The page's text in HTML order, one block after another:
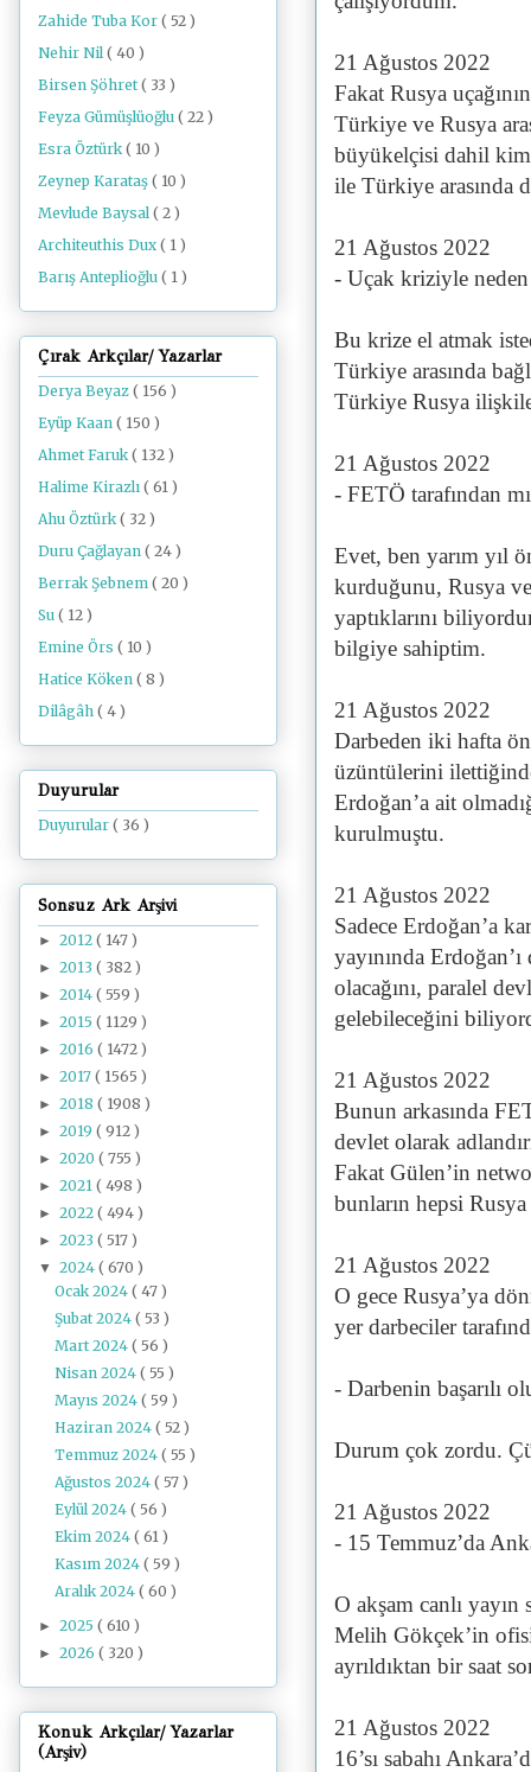
21 Ağustos 2022
Fakat Rusya
Türkiye ve Rusya
büyükelçisi dahil
ile Türkiye arasında
21 Ağustos 2022
- Uçak kriziyle
Bu krize el atmak
Türkiye arasında
Türkiye Rusya
21 Ağustos 2022
- FETÖ tarafından
Evet, ben yarım yıl
kurduğunu, Rusya
yaptıklarını
bilgiye sahiptim.
21 Ağustos 2022
Darbeden iki hafta
üzüntülerini
Erdoğan’a ait
kurulmuştu.
21 Ağustos 2022
Sadece Erdoğan’a
yayınında
olacağını, paralel
gelebileceğini
21 Ağustos 2022
Bunun arkasında
devlet olarak
Fakat Gülen’in
bunların hepsi
21 Ağustos 2022
O gece Rusya’ya
yer darbeciler
- Darbenin başarılı
Durum çok zordu.
21 Ağustos 2022
- 15 Temmuz’da
O akşam canlı yayın
Melih Gökçek’in
ayrıldıktan bir saat
21 Ağustos 2022
16’sı sabahı
Zahide Tuba Kor ( 52 )
Nehir Nil ( 40 )
Birsen Şöhret ( 33 )
Feyza Gümüşlüoğlu ( 22 )
Esra Öztürk ( 10 )
Zeynep Karataş ( 10 )
Mevlude Baysal ( 2 )
Architeuthis Dux ( 1 )
Barış Anteplioğlu ( 1 )
Çırak Arkçılar/ Yazarlar
Derya Beyaz ( 156 )
Eyüp Kaan ( 150 )
Ahmet Faruk ( 132 )
Halime Kirazlı ( 61 )
Ahu Öztürk ( 32 )
Duru Çağlayan ( 24 )
Berrak Şebnem ( 20 )
Su ( 12 )
Emine Örs ( 10 )
Hatice Köken ( 8 )
Dilâgâh ( 4 )
Duyurular
Duyurular ( 36 )
Sonsuz Ark Arşivi
► 2012 ( 147 )
► 2013 ( 382 )
► 2014 ( 559 )
► 2015 ( 1129 )
► 2016 ( 1472 )
► 2017 ( 1565 )
► 2018 ( 1908 )
► 2019 ( 912 )
► 2020 ( 755 )
► 2021 ( 498 )
► 2022 ( 494 )
► 2023 ( 517 )
▼ 2024 ( 670 )
Ocak 2024( 47 )
Şubat 2024( 53 )
Mart 2024( 56 )
Nisan 2024( 55 )
Mayıs 2024( 59 )
Haziran 2024( 52 )
Temmuz 2024( 55 )
Ağustos 2024( 57 )
Eylül 2024( 56 )
Ekim 2024( 61 )
Kasım 2024( 59 )
Aralık 2024( 60 )
► 2025 ( 610 )
► 2026 ( 320 )
Konuk Arkçılar/ Yazarlar
(Arşiv)